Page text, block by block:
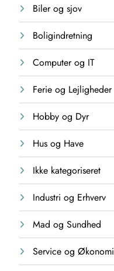
Biler og sjov
Boligindretning
Computer og IT
Ferie og Lejligheder
Hobby og Dyr
Hus og Have
Ikke kategoriseret
Industri og Erhverv
Mad og Sundhed
Service og Økonomi